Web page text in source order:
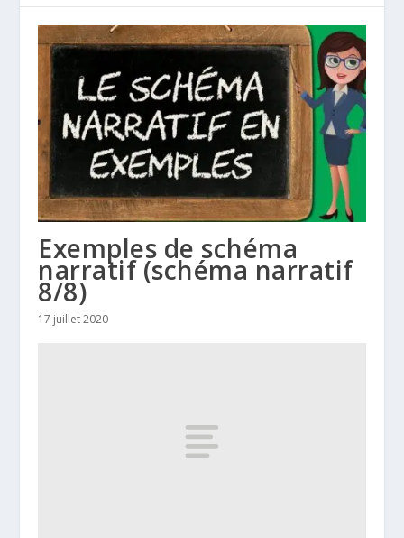
Exemples de schéma
narratif (schéma narratif
8/8)
17 juillet 2020